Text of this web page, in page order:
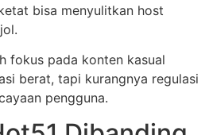
bisa menyulitkan host
fokus pada konten kasual
berat, tapi kurangnya regulasi
pengguna.